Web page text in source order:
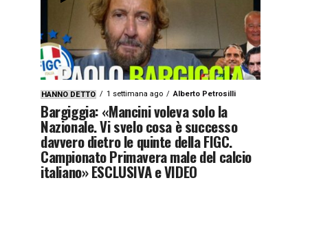
HANNO DETTO 1 settimana ago Alberto Petrosilli
Bargiggia: «Mancini voleva solo la
Nazionale. Vi svelo cosa è successo
davvero dietro le quinte della FIGC.
Campionato Primavera male del calcio
italiano» ESCLUSIVA e VIDEO